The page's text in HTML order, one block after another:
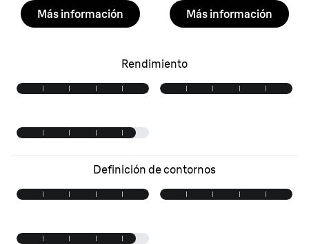
Más información Más información
Rendimiento
Definición de contornos